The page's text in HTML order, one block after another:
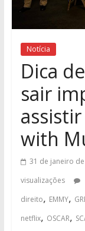
Notícia
Dica
sair
with
31 de janeiro
visualizações
direito, EMMY,
netflix, OSCAR,